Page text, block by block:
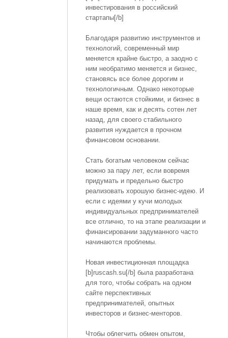
инвестирования в российский
стартапы[/b]
Благодаря развитию инструментов и
технологий, современный мир
меняется крайне быстро, а заодно с
ним необратимо меняется и бизнес,
становясь все более дорогим и
технологичным. Однако некоторые
вещи остаются стойкими, и бизнес в
наше время, как и десять сотен лет
назад, для своего стабильного
развития нуждается в прочном
финансовом основании.
Стать богатым человеком сейчас
можно за пару лет, если вовремя
придумать и предельно быстро
реализовать хорошую бизнес-идею. И
если с идеями у кучи молодых
индивидуальных предпринимателей
все отлично, то на этапе реализации и
финансировании задуманного часто
начинаются проблемы.
Новая инвестиционная площадка
[b]ruscash.su[/b] была разработана
для того, чтобы собрать на одном
сайте перспективных
предпринимателей, опытных
инвесторов и бизнес-менторов.
Чтобы облегчить обмен опытом,